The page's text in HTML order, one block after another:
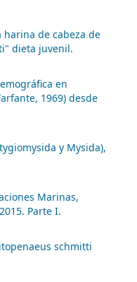
de cabeza de
dieta juvenil.
en
1969) desde
y Mysida),
Marinas,
Parte I.
schmitti